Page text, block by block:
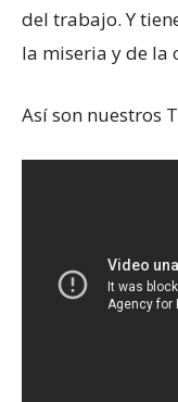
del trabajo. Y
la miseria y de la
Así son nuestros